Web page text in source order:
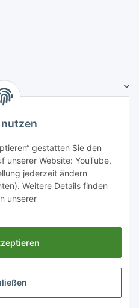
gestatten Sie den
unserer Website: YouTube,
jederzeit ändern
Weitere Details finden
unserer